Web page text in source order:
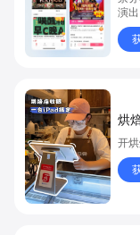
演
售
“票
烘
开